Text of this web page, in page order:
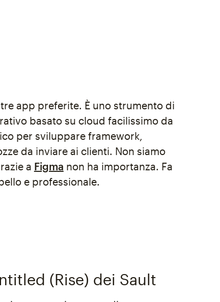
app preferite. È uno strumento di
basato su cloud facilissimo da
per sviluppare framework,
da inviare ai clienti. Non siamo
a Figma non ha importanza. Fa
e professionale.
(Rise) dei Sault